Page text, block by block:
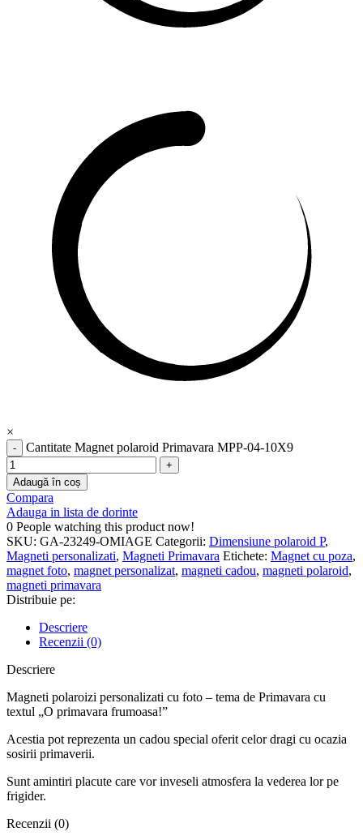
×
Cantitate Magnet polaroid Primavara MPP-04-10X9
Adaugă în coș
Compara
Adauga in lista de dorinte
0 People watching this product now!
SKU: GA-23249-OMIAGE Categorii: Dimensiune polaroid P,
Magneti personalizati, Magneti Primavara Etichete: Magnet cu poza,
magnet foto, magnet personalizat, magneti cadou, magneti polaroid,
magneti primavara
Distribuie pe:
Descriere
Recenzii (0)
Descriere
Magneti polaroizi personalizati cu foto – tema de Primavara cu
textul „O primavara frumoasa!”
Acestia pot reprezenta un cadou special oferit celor dragi cu ocazia
sosirii primaverii.
Sunt amintiri placute care vor inveseli atmosfera la vederea lor pe
frigider.
Recenzii (0)